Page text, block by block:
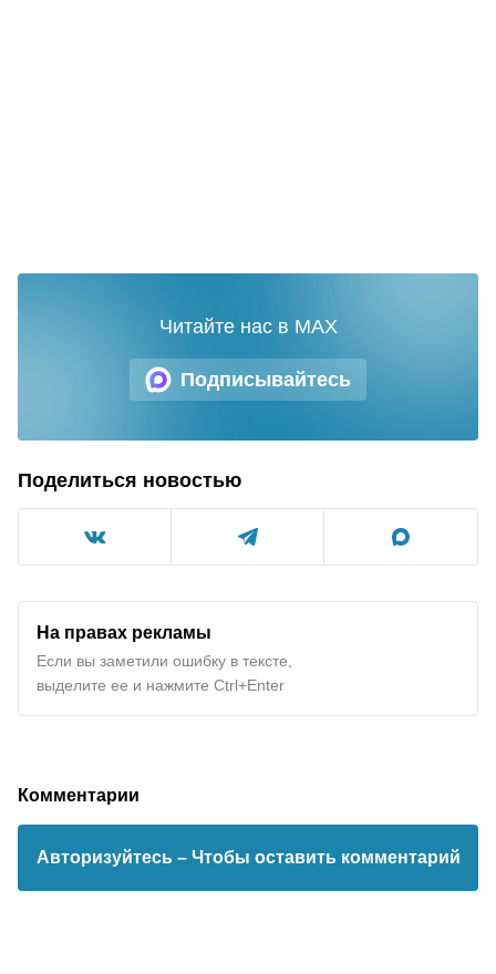
Подписывайтесь
Читайте нас в MAX
Поделиться новостью
На правах рекламы
Если вы заметили ошибку в тексте,
выделите ее и нажмите Ctrl+Enter
Комментарии
Авторизуйтесь – Чтобы оставить комментарий